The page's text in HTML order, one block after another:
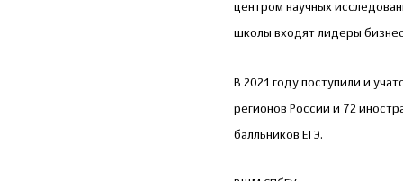
центром научных
школы входят лидеры
В 2021 году поступили и
регионов России и 72
балльников ЕГЭ.